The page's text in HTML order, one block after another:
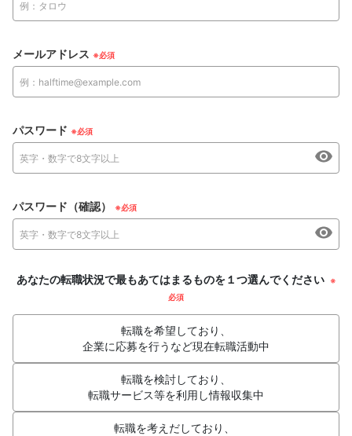
メールアドレス
パスワード
パスワード（確認）
あなたの転職状況で最もあてはまるものを１つ選んでください ※
必須
転職を希望しており、
企業に応募を行うなど現在転職活動中
転職を検討しており、
転職サービス等を利用し情報収集中
転職を考えだしており、